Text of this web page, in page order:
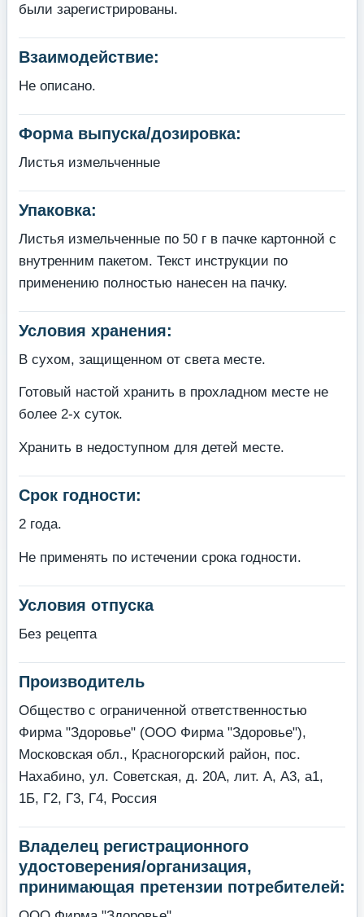
были зарегистрированы.
Взаимодействие:
Не описано.
Форма выпуска/дозировка:
Листья измельченные
Упаковка:
Листья измельченные по 50 г в пачке картонной с
внутренним пакетом. Текст инструкции по
применению полностью нанесен на пачку.
Условия хранения:
В сухом, защищенном от света месте.
Готовый настой хранить в прохладном месте не
более 2-х суток.
Хранить в недоступном для детей месте.
Срок годности:
2 года.
Не применять по истечении срока годности.
Условия отпуска
Без рецепта
Производитель
Общество с ограниченной ответственностью
Фирма "Здоровье" (ООО Фирма "Здоровье"),
Московская обл., Красногорский район, пос.
Нахабино, ул. Советская, д. 20А, лит. А, А3, а1,
1Б, Г2, Г3, Г4, Россия
Владелец регистрационного
удостоверения/организация,
принимающая претензии потребителей: